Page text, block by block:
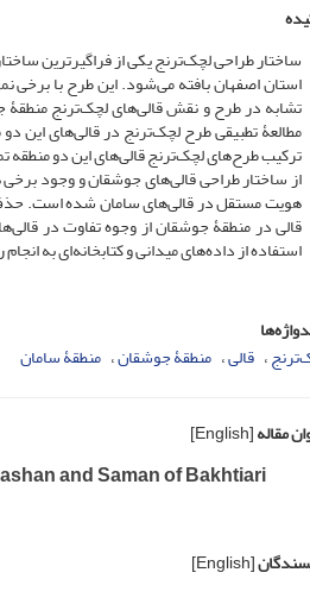
ساختار طراحی لچک‌ترنج یکی از فراگیرترین
استان اصفهان بافته می‌شود. این طرح با برخی
تشابه در طرح و نقش قالی‌های لچک‌ترنج
مطالعۀ تطبیقی طرح لچک‌ترنج در قالی‌‌های این
ترکیب طرح‌های لچک‌ترنج قالی‌های این دو
از ساختار طراحی قالی‌های جوشقان و وجود
هویت مستقل در قالی‌‌های سامان شده است. حذف
قالی در منطقۀ جوشقان از وجوه تفاوت در
استفاده از داده‌های میدانی و کتابخانه‌ای به
قالی منطقۀ جوشقان منطقۀ سامان
مقاله[English]
and Saman of Bakhtiari
[English]